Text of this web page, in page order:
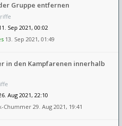
Gruppe entfernen
Sep 2021, 00:02
13. Sep 2021, 01:49
in den Kampfarenen innerhalb
Aug 2021, 22:10
Chummer29. Aug 2021, 19:41